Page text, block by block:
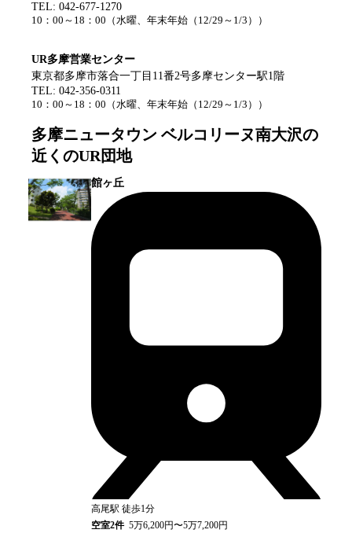
TEL: 042-677-1270
10：00～18：00 （水曜、年末年始（12/29～1/3） ）
UR多摩営業センター
東京都多摩市落合一丁目11番2号多摩センター駅1階
TEL: 042-356-0311
10：00～18：00 （水曜、年末年始（12/29～1/3） ）
多摩ニュータウン ベルコリーヌ南大沢の
近くのUR団地
館ヶ丘
高尾駅 徒歩1分
空室2件 5万6,200円〜5万7,200円